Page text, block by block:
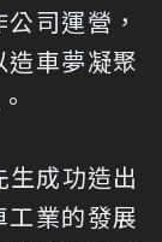
司運營，
車夢凝聚
成功造出
業的發展